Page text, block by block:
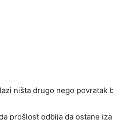
ništa drugo nego povratak
prošlost odbija da ostane